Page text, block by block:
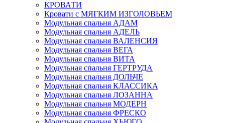
КРОВАТИ
Кровати с МЯГКИМ ИЗГОЛОВЬЕМ
Модульная спальня АДАМ
Модульная спальня АДЕЛЬ
Модульная спальня ВАЛЕНСИЯ
Модульная спальня ВЕГА
Модульная спальня ВИТА
Модульная спальня ГЕРТРУДА
Модульная спальня ДОЛЬЧЕ
Модульная спальня КЛАССИКА
Модульная спальня ЛОЗАННА
Модульная спальня МОДЕРН
Модульная спальня ФРЕСКО